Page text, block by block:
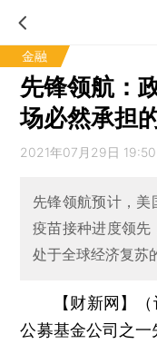
金融
先锋领航：
场必然承担
2021年07月29日 19:50
先锋领航预计，
疫苗接种进度领
处于全球经济复苏
【财新网】
公募基金公司之